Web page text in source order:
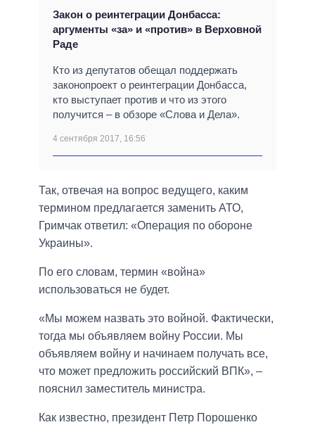
Закон о реинтеграции Донбасса:
аргументы «за» и «против» в Верховной
Раде
Кто из депутатов обещал поддержать
законопроект о реинтеграции Донбасса,
кто выступает против и что из этого
получится – в обзоре «Слова и Дела».
4 сентября 2017, 16:56
Так, отвечая на вопрос ведущего, каким
термином предлагается заменить АТО,
Гримчак ответил: «Операция по обороне
Украины».
По его словам, термин «война»
использоваться не будет.
«Мы можем назвать это войной. Фактически,
тогда мы объявляем войну России. Мы
объявляем войну и начинаем получать все,
что может предложить российский ВПК», –
пояснил заместитель министра.
Как известно, президент Петр Порошенко